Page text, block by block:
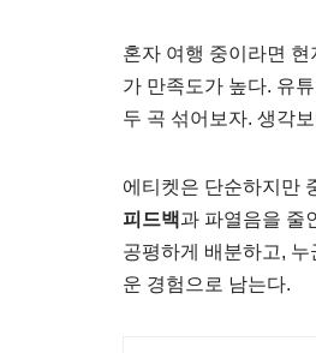
혼자 여행 중이라면
가 만족도가 높다. 유
두 곡 섞어보자. 생각
에티켓은 단순하지만
피드백과 파열음을 줄
공평하게 배분하고,
운 경험으로 남는다.